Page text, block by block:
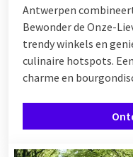
Antwerpen
Bewonder de Onze-
trendy winkels en
culinaire hotspots.
charme en